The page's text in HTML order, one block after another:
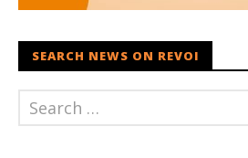
SEARCH NEWS ON REVOI